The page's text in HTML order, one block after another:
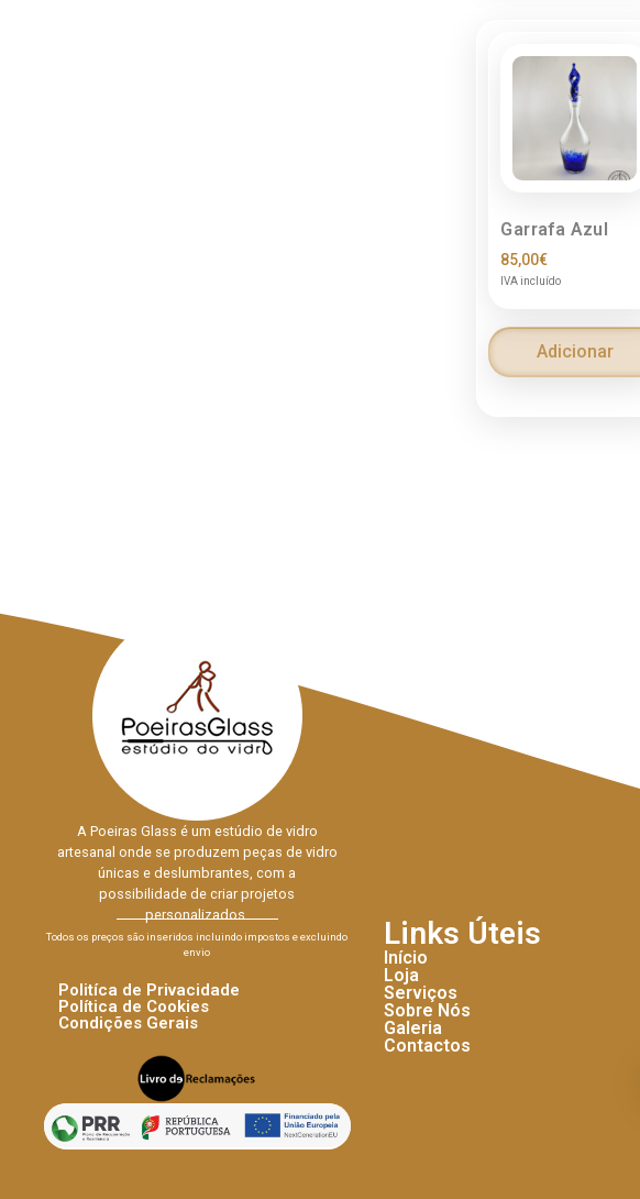
Garrafa Azul
85,00€
IVA incluído
Adicionar
A Poeiras Glass é um estúdio de vidro
artesanal onde se produzem peças de vidro
únicas e deslumbrantes, com a
possibilidade de criar projetos
personalizados.
Todos os preços são inseridos incluindo impostos e excluindo
envio
Politíca de Privacidade
Política de Cookies
Condições Gerais
Links Úteis
Início
Loja
Serviços
Sobre Nós
Galeria
Contactos